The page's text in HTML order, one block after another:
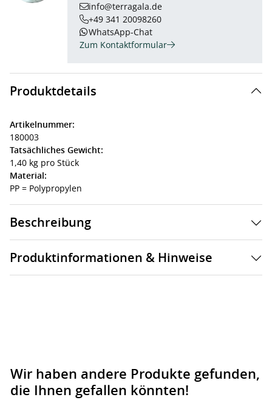
info@terragala.de
+49 341 20098260
WhatsApp-Chat
Zum Kontaktformular
Produktdetails
Artikelnummer:
180003
Tatsächliches Gewicht:
1,40 kg pro Stück
Material:
PP = Polypropylen
Beschreibung
Produktinformationen & Hinweise
Wir haben andere Produkte gefunden,
die Ihnen gefallen könnten!